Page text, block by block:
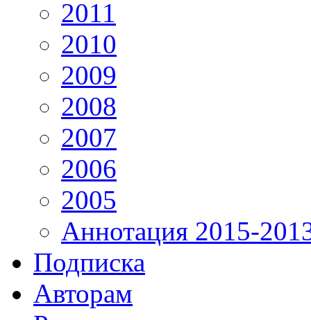
2011
2010
2009
2008
2007
2006
2005
Аннотация 2015-
Подписка
Авторам